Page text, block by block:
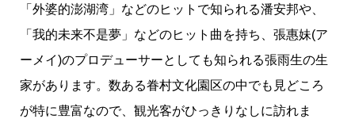
「外婆的澎湖湾」などのヒットで知られる潘安邦や、
「我的未来不是夢」などのヒット曲を持ち、張惠妹(ア
ーメイ)のプロデューサーとしても知られる張雨生の生
家があります。数ある眷村文化園区の中でも見どころ
が特に豊富なので、観光客がひっきりなしに訪れま